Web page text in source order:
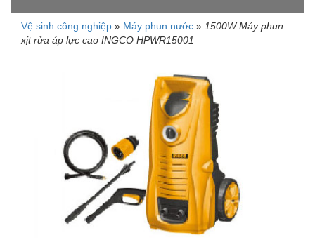
Đang tải dữ liệu
Vệ sinh công nghiệp » Máy phun nước » 1500W Máy phun
xịt rửa áp lực cao INGCO HPWR15001